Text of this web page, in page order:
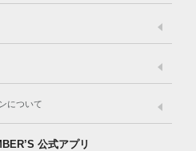
Facebook
について
プライバシーポリシー
公式アプリ